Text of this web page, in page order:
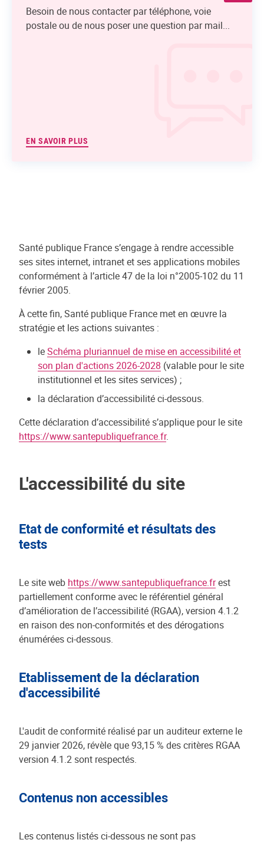
Besoin de nous contacter par téléphone, voie
postale ou de nous poser une question par mail...
EN SAVOIR PLUS
Santé publique France s’engage à rendre accessible
ses sites internet, intranet et ses applications mobiles
conformément à l’article 47 de la loi n°2005-102 du 11
février 2005.
À cette fin, Santé publique France met en œuvre la
stratégie et les actions suivantes :
leSchéma pluriannuel de mise en accessibilité et
son plan d'actions 2026-2028 (valable pour le site
institutionnel et les sites services) ;
la déclaration d’accessibilité ci-dessous.
Cette déclaration d’accessibilité s’applique pour le site
https://www.santepubliquefrance.fr.
L'accessibilité du site
Etat de conformité et résultats des
tests
Le site web https://www.santepubliquefrance.frest
partiellement conforme avec le référentiel général
d’amélioration de l’accessibilité (RGAA), version 4.1.2
en raison des non-conformités et des dérogations
énumérées ci-dessous.
Etablissement de la déclaration
d'accessibilité
L'audit de conformité réalisé par un auditeur externe le
29 janvier 2026, révèle que 93,15 % des critères RGAA
version 4.1.2 sont respectés.
Contenus non accessibles
Les contenus listés ci-dessous ne sont pas